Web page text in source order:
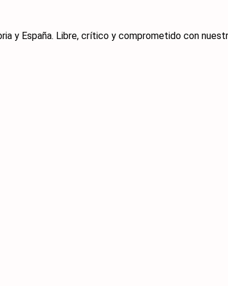
y España. Libre, crítico y comprometido con